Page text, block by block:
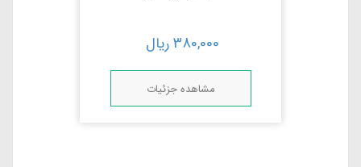
380,000ریال
مشاهده جزئیات